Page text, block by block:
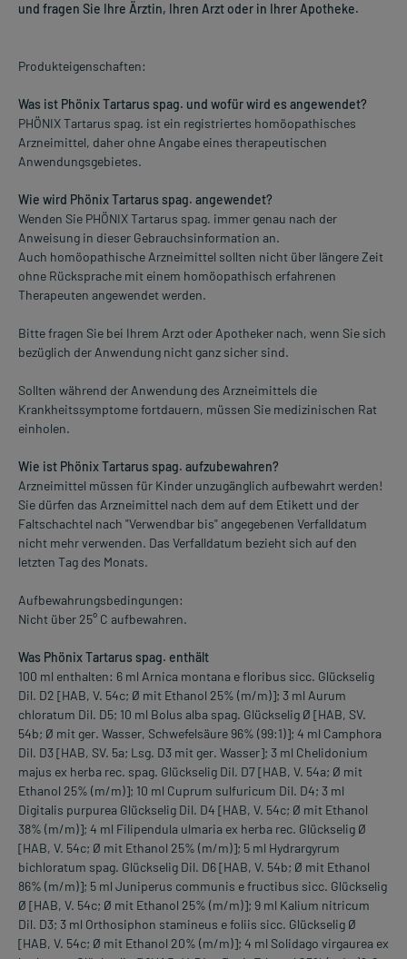
und fragen Sie Ihre Ärztin, Ihren Arzt oder in Ihrer Apotheke.
Produkteigenschaften:
Was ist Phönix Tartarus spag. und wofür wird es angewendet?
PHÖNIX Tartarus spag. ist ein registriertes homöopathisches
Arzneimittel, daher ohne Angabe eines therapeutischen
Anwendungsgebietes.
Wie wird Phönix Tartarus spag. angewendet?
Wenden Sie PHÖNIX Tartarus spag. immer genau nach der
Anweisung in dieser Gebrauchsinformation an.
Auch homöopathische Arzneimittel sollten nicht über längere Zeit
ohne Rücksprache mit einem homöopathisch erfahrenen
Therapeuten angewendet werden.
Bitte fragen Sie bei Ihrem Arzt oder Apotheker nach, wenn Sie sich
bezüglich der Anwendung nicht ganz sicher sind.
Sollten während der Anwendung des Arzneimittels die
Krankheitssymptome fortdauern, müssen Sie medizinischen Rat
einholen.
Wie ist Phönix Tartarus spag. aufzubewahren?
Arzneimittel müssen für Kinder unzugänglich aufbewahrt werden!
Sie dürfen das Arzneimittel nach dem auf dem Etikett und der
Faltschachtel nach "Verwendbar bis" angegebenen Verfalldatum
nicht mehr verwenden. Das Verfalldatum bezieht sich auf den
letzten Tag des Monats.
Aufbewahrungsbedingungen:
Nicht über 25° C aufbewahren.
Was Phönix Tartarus spag. enthält
100 ml enthalten: 6 ml Arnica montana e floribus sicc. Glückselig
Dil. D2 [HAB, V. 54c; Ø mit Ethanol 25% (m/m)]; 3 ml Aurum
chloratum Dil. D5; 10 ml Bolus alba spag. Glückselig Ø [HAB, SV.
54b; Ø mit ger. Wasser, Schwefelsäure 96% (99:1)]; 4 ml Camphora
Dil. D3 [HAB, SV. 5a; Lsg. D3 mit ger. Wasser]; 3 ml Chelidonium
majus ex herba rec. spag. Glückselig Dil. D7 [HAB, V. 54a; Ø mit
Ethanol 25% (m/m)]; 10 ml Cuprum sulfuricum Dil. D4; 3 ml
Digitalis purpurea Glückselig Dil. D4 [HAB, V. 54c; Ø mit Ethanol
38% (m/m)]; 4 ml Filipendula ulmaria ex herba rec. Glückselig Ø
[HAB, V. 54c; Ø mit Ethanol 25% (m/m)]; 5 ml Hydrargyrum
bichloratum spag. Glückselig Dil. D6 [HAB, V. 54b; Ø mit Ethanol
86% (m/m)]; 5 ml Juniperus communis e fructibus sicc. Glückselig
Ø [HAB, V. 54c; Ø mit Ethanol 25% (m/m)]; 9 ml Kalium nitricum
Dil. D3; 3 ml Orthosiphon stamineus e foliis sicc. Glückselig Ø
[HAB, V. 54c; Ø mit Ethanol 20% (m/m)]; 4 ml Solidago virgaurea ex